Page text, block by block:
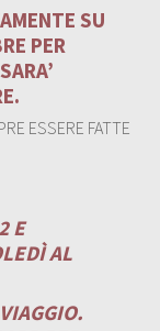
SU
PER
ESSERE FATTE
E
AL